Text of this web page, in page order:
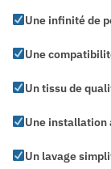
Une infinité de
Une
Un tissu de
Une installation
Un lavage